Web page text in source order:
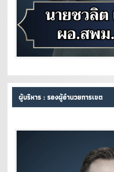
ผู้บริหาร : รองผู้อำนวยการเขต